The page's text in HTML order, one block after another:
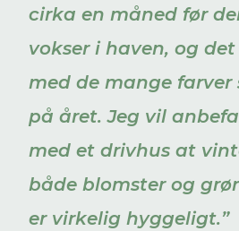
cirka en måned før
vokser i haven, og
med de mange
på året. Jeg vil
med et drivhus at
både blomster og
er virkelig hyggeligt.”